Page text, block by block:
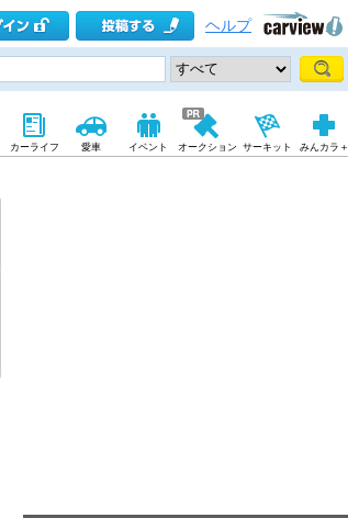
ヘルプ
カーライフ 愛車 イベント オークション サーキット みんカラ＋